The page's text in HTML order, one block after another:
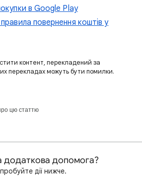
в Google Play
повернення коштів у
контент, перекладений за
перекладах можуть бути помилки.
цю статтю
додаткова допомога?
дії нижче.